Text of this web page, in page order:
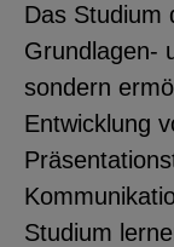
Das Studium
Grundlagen-
sondern
Entwicklung
Studium